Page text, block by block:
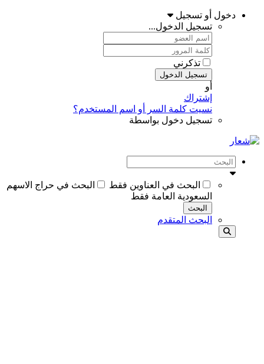
دخول أو تسجيل
تسجيل الدخول...
تذكرني
تسجيل الدخول
أو
إشتراك
نسيت كلمة السر أو اسم المستخدم؟
تسجيل دخول بواسطة
البحث في العناوين فقط
البحث في حراج الاسهم
السعودية العامة فقط
البحث
البحث المتقدم